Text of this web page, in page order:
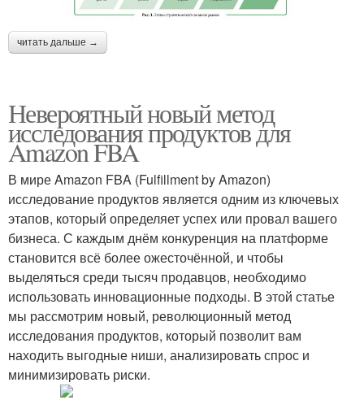
читать дальше →
Невероятный новый метод
исследования продуктов для
Amazon FBA
В мире Amazon FBA (Fulfillment by Amazon)
исследование продуктов является одним из ключевых
этапов, который определяет успех или провал вашего
бизнеса. С каждым днём конкуренция на платформе
становится всё более ожесточённой, и чтобы
выделяться среди тысяч продавцов, необходимо
использовать инновационные подходы. В этой статье
мы рассмотрим новый, революционный метод
исследования продуктов, который позволит вам
находить выгодные ниши, анализировать спрос и
минимизировать риски.